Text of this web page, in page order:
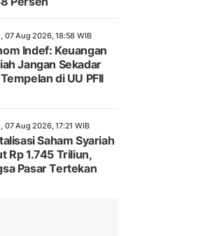
07 Aug 2026, 18:58 WIB
Indef: Keuangan
Jangan Sekadar
di UU PFII
07 Aug 2026, 17:21 WIB
Saham Syariah
Rp 1.745 Triliun,
Pasar Tertekan